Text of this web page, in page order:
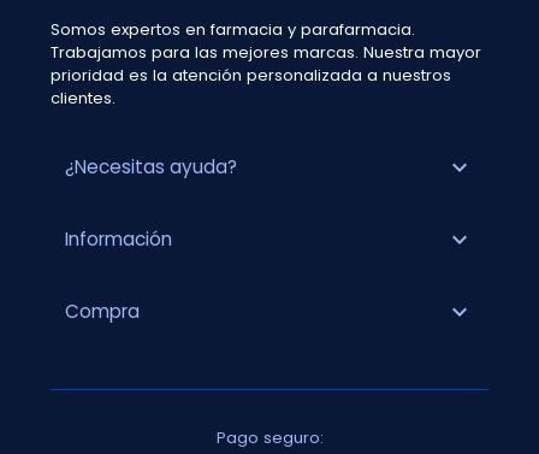
Somos expertos en farmacia y parafarmacia.
Trabajamos para las mejores marcas. Nuestra mayor
prioridad es la atención personalizada a nuestros
clientes.
¿Necesitas ayuda? expand_more
Información expand_more
Compra expand_more
Pago seguro: